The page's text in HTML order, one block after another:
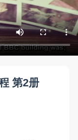
第2册